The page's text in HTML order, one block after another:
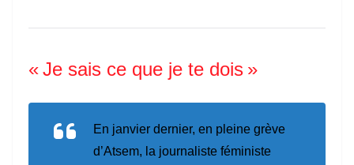
« Je sais ce que je te dois »
En janvier dernier, en pleine grève
d’Atsem, la journaliste féministe